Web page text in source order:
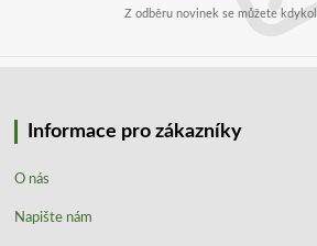
Z odběru novinek se můžete
Informace pro zákazníky
O nás
Napište nám